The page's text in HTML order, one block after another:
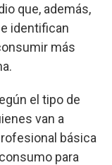
que, además,
identifican
más
el tipo de
van a
básica
para